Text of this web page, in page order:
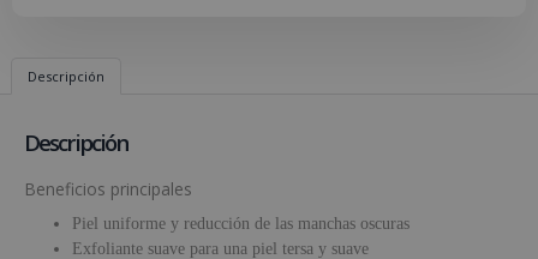
Descripción
Descripción
Beneficios principales
Piel uniforme y reducción de las manchas oscuras
Exfoliante suave para una piel tersa y suave